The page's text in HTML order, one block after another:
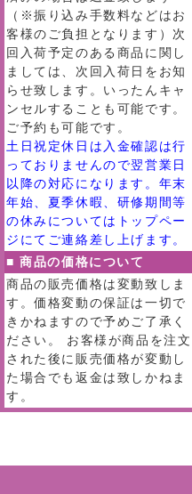
（※振り込み手数料などはお
客様のご負担となります）次
回入荷予定のある商品に関し
ましては、次回入荷日をお知
らせ致します。いったんキャ
ンセルすることも可能です。
ご予約も可能です。
土日祝定休日は入金確認は行
っておりませんので翌営業日
以降の対応になります。年末
年始、夏季休暇、研修期間等
の休みについてはトップペー
ジにてご連絡差し上げます。
■ 商品の価格について
商品の販売価格は変動致しま
す。価格変動の保証は一切で
きかねますので予めご了承く
ださい。 お客様が商品を注文
された後に販売価格が変動し
た場合でも返金は致しかねま
す。